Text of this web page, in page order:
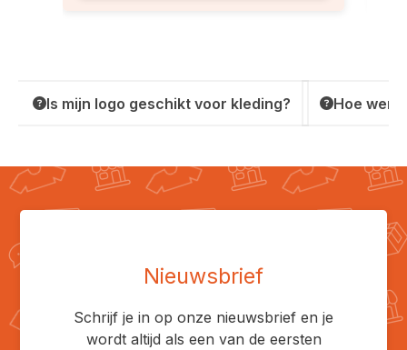
Is mijn logo geschikt voor kleding? Hoe
Nieuwsbrief
Schrijf je in op onze nieuwsbrief en je
wordt altijd als een van de eersten